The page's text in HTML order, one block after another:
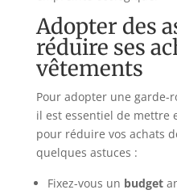
Adopter des
réduire ses
vêtements
Pour adopter une
il est essentiel de mettre
pour réduire vos achats
quelques astuces :
Fixez-vous un budget